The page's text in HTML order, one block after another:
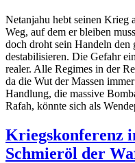
Netanjahu hebt seinen Krieg
Weg, auf dem er bleiben
doch droht sein Handeln den
destabilisieren. Die Gefahr
realer. Alle Regimes in der
da die Wut der Massen
Handlung, die massive
Rafah, könnte sich als
Kriegskonferenz
Schmieröl der